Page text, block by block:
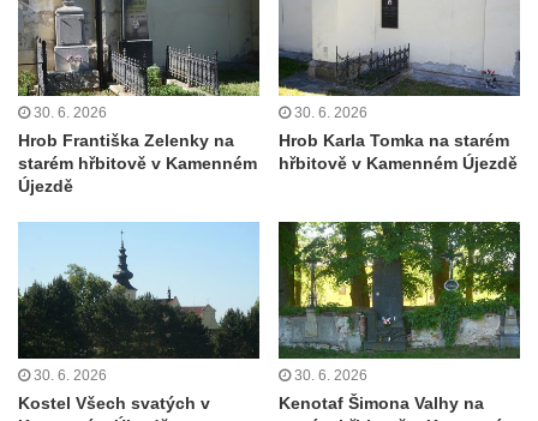
Kenotaf Emila Posselta na hřbitově v
Krásné u Pěnčína
Kenotaf Edmunda Andera na hřbitově v
Hřbitovní kaple rodiny Fiedler na hřbitově v
Kenotaf Franze Ruseho na hřbitově v
Teplicích nad Metují
Pomník obětem 2. světové války na hřbitově
v Teplicích nad Metují
Hrob Waltera Hilleho na hřbitově ve Vlčí
Hoře
30. 6. 2026
Hrob Františka Zelenky na
starém hřbitově v Kamenném
Újezdě
30. 6. 2026
Hrob Karla Tomka na starém
hřbitově v Kamenném Újezdě
30. 6. 2026
Kostel Všech svatých v
30. 6. 2026
Kenotaf Šimona Valhy na